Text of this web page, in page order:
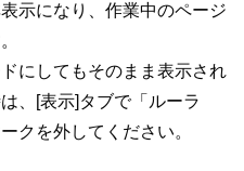
示になり、作業中のページ
にしてもそのまま表示され
、[表示]タブで「ルーラ
クを外してください。